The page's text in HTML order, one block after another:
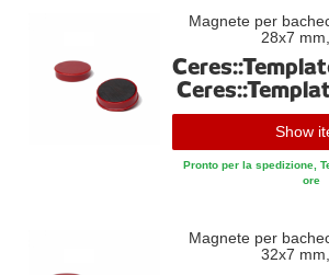
Magnete per
28x7
Show
Pronto per la spedizione,
ore
Magnete per
32x7